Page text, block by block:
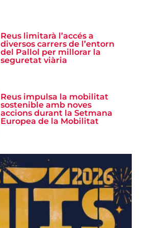
Reus limitarà l’accés a
diversos carrers de l’entorn
del Pallol per millorar la
seguretat viària
Reus impulsa la mobilitat
sostenible amb noves
accions durant la Setmana
Europea de la Mobilitat